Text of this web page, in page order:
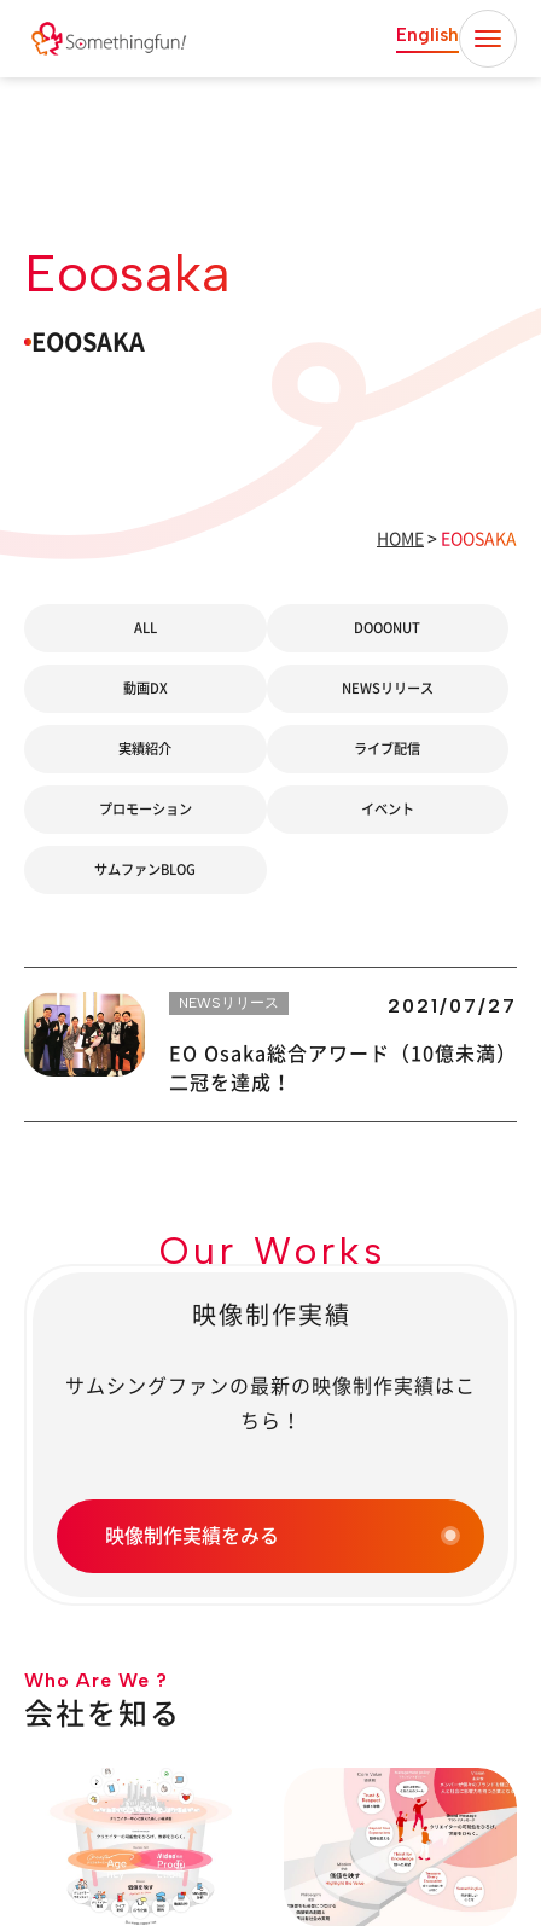
English
Eoosaka
EOOSAKA
HOME > EOOSAKA
ALL DOOONUT
動画DX NEWSリリース
実績紹介 ライブ配信
プロモーション イベント
サムファンBLOG
NEWSリリース 2021/07/27
EO Osaka総合アワード（10億未満）
二冠を達成！
Our Works
映像制作実績
サムシングファンの最新の映像制作実績はこ
ちら！
映像制作実績をみる
Who Are We ?
会社を知る